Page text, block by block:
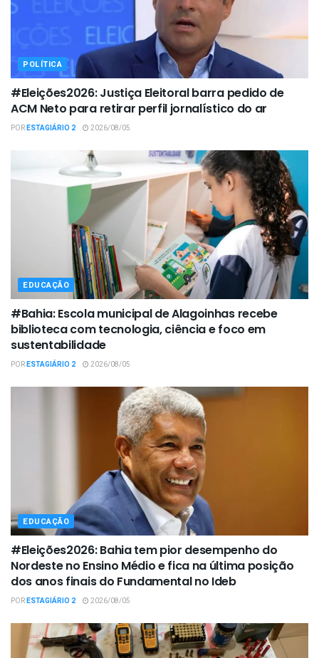
POLÍTICA
#Eleições2026: Justiça Eleitoral barra pedido de
ACM Neto para retirar perfil jornalístico do ar
PORESTAGIÁRIO 2 2026/08/05
EDUCAÇÃO
#Bahia: Escola municipal de Alagoinhas recebe
biblioteca com tecnologia, ciência e foco em
sustentabilidade
PORESTAGIÁRIO 2 2026/08/05
EDUCAÇÃO
#Eleições2026: Bahia tem pior desempenho do
Nordeste no Ensino Médio e fica na última posição
dos anos finais do Fundamental no Ideb
PORESTAGIÁRIO 2 2026/08/05